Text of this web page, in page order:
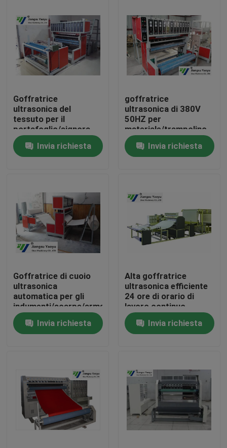
Casa
Circa noi
Giro della fabbrica
Controllo di qualità
Contattici
Macchina tagliante idraulica
Macchina tagliante della pressa idraulica
Goffratrice
ultrasonica del
tessuto per il
portafoglio/signora
Handbag/copertura
della scarpaInvia richiesta
goffratrice
ultrasonica di 380V
50HZ per
materiale/trampolino
riflettenti
Invia richiesta
Goffratrice di cuoio
ultrasonica
automatica per gli
indumenti/scarpe/armatura
Invia richiesta
Alta goffratrice
ultrasonica efficiente
24 ore di orario di
lavoro continuo
Invia richiesta